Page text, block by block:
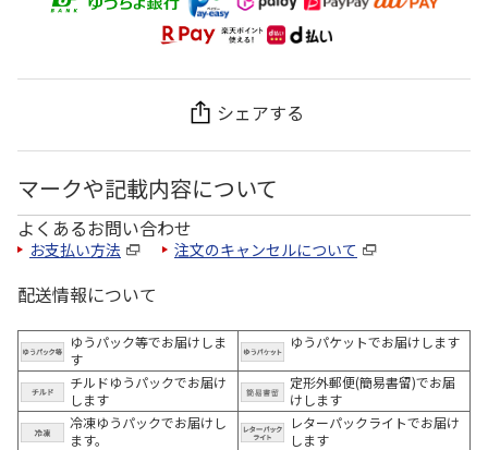
シェアする
マークや記載内容について
よくあるお問い合わせ
お支払い方法 注文のキャンセルについて
配送情報について
ゆうパック等でお届けしま
す
ゆうパケットでお届けします
チルドゆうパックでお届け
します
定形外郵便(簡易書留)でお届
けします
冷凍ゆうパックでお届けし
ます。
レターパックライトでお届け
します